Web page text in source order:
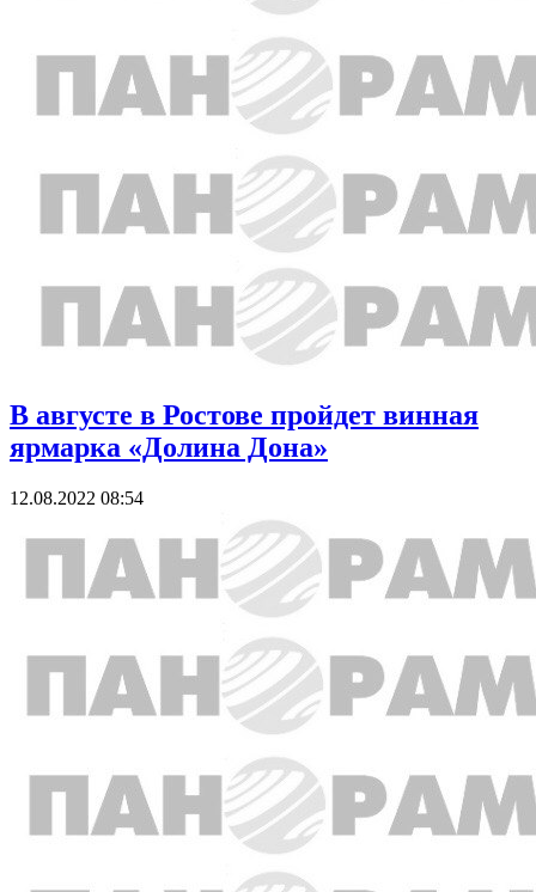
В августе в Ростове пройдет винная
ярмарка «Долина Дона»
12.08.2022 08:54